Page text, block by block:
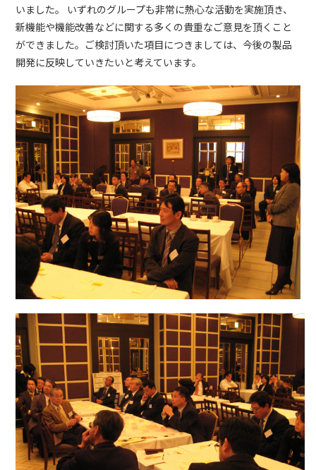
いました。 いずれのグループも非常に熱心な活動を実施頂き、
新機能や機能改善などに関する多くの貴重なご意見を頂くこと
ができました。ご検討頂いた項目につきましては、今後の製品
開発に反映していきたいと考えています。